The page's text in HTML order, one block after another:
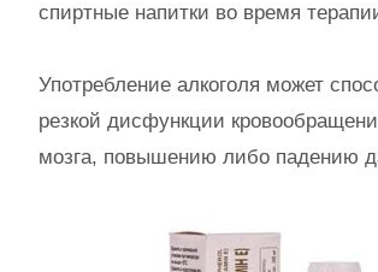
спиртные напитки во время
Употребление алкоголя может
резкой дисфункции
мозга, повышению либо падению